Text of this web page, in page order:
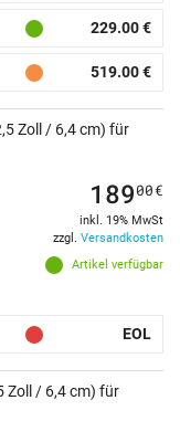
229.00 €
519.00 €
Zoll / 6,4 cm) für
Artikel verfügbar
18900€
inkl. 19% MwSt
zzgl. Versandkosten
EOL
Zoll / 6,4 cm) für